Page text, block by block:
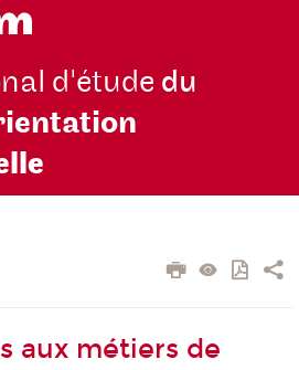
d'étude du
aux métiers de